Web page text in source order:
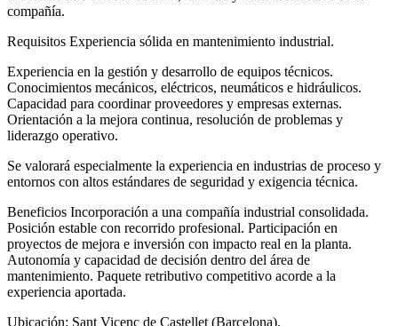
compañía.
Requisitos Experiencia sólida en mantenimiento industrial.
Experiencia en la gestión y desarrollo de equipos técnicos.
Conocimientos mecánicos, eléctricos, neumáticos e hidráulicos.
Capacidad para coordinar proveedores y empresas externas.
Orientación a la mejora continua, resolución de problemas y
liderazgo operativo.
Se valorará especialmente la experiencia en industrias de proceso y
entornos con altos estándares de seguridad y exigencia técnica.
Beneficios Incorporación a una compañía industrial consolidada.
Posición estable con recorrido profesional. Participación en
proyectos de mejora e inversión con impacto real en la planta.
Autonomía y capacidad de decisión dentro del área de
mantenimiento. Paquete retributivo competitivo acorde a la
experiencia aportada.
Ubicación: Sant Vicenç de Castellet (Barcelona).